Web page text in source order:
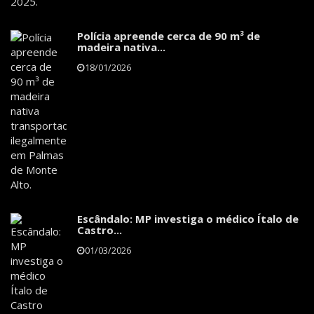
Polícia apreende cerca de 90 m³ de
madeira nativa...
18/01/2026
Escândalo: MP investiga o médico Ítalo de
Castro...
01/03/2026